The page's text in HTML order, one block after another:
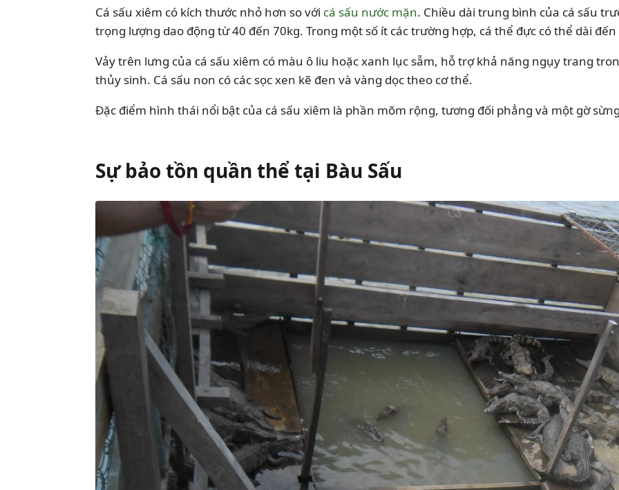
Cá sấu xiêm có kích thước nhỏ hơn so với cá sấu nước mặn. Chiều dài trung bình của cá sấu
trọng lượng dao động từ 40 đến 70kg. Trong một số ít các trường hợp, cá thể đực có thể dài
Vảy trên lưng của cá sấu xiêm có màu ô liu hoặc xanh lục sẫm, hỗ trợ khả năng ngụy trang
thủy sinh. Cá sấu non có các sọc xen kẽ đen và vàng dọc theo cơ thể.
Đặc điểm hình thái nổi bật của cá sấu xiêm là phần mõm rộng, tương đối phẳng và một gờ
Sự bảo tồn quần thể tại Bàu Sấu